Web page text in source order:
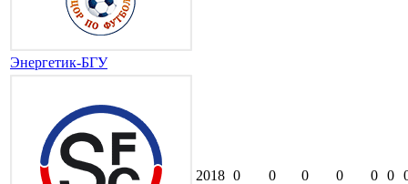
Энергетик-БГУ
2018 0 0 0 0 0 0